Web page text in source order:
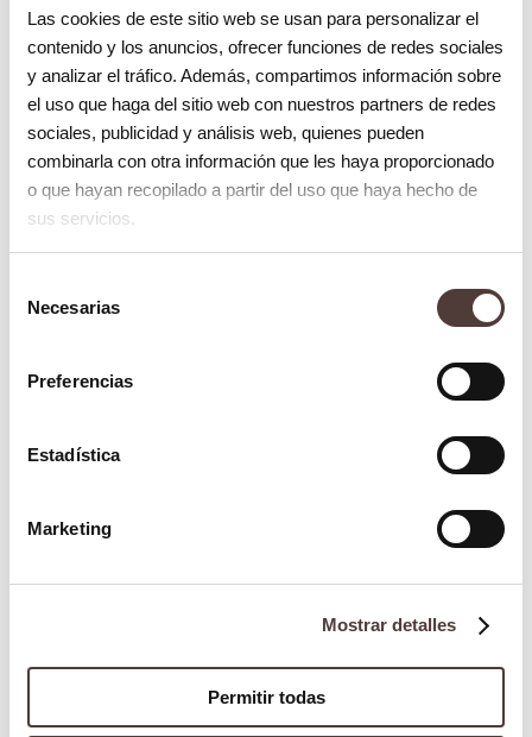
Las cookies de este sitio web se usan para personalizar el
contenido y los anuncios, ofrecer funciones de redes sociales
y analizar el tráfico. Además, compartimos información sobre
el uso que haga del sitio web con nuestros partners de redes
sociales, publicidad y análisis web, quienes pueden
combinarla con otra información que les haya proporcionado
o que hayan recopilado a partir del uso que haya hecho de
sus servicios.
Necesarias
Preferencias
Estadística
Marketing
Mostrar detalles
Permitir todas
¿Qué es la enfermedad periimplantaria?
¿Cuáles son las partes del implante dental?
2 octubre 2025